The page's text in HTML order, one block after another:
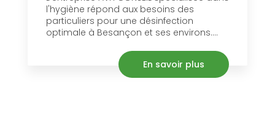
l'hygiène répond aux besoins des
particuliers pour une désinfection
optimale à Besançon et ses environs....
En savoir plus